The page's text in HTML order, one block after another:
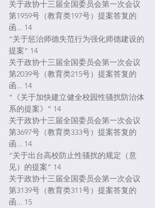
关于政协十三届全国委员会第一次会议
第1959号（教育类197号）提案答复的
函... 14
“关于惩治师德失范行为强化师德建设的
提案” 14
关于政协十三届全国委员会第一次会议
第2039号（教育类215号）提案答复的
函... 14
“《关于加快建立健全校园性骚扰防治体
系的提案》” 14
关于政协十三届全国委员会第一次会议
第3697号（教育类333号）提案答复的
函... 14
“关于出台高校防止性骚扰的规定（意
见）的提案” 14
关于政协十三届全国委员会第一次会议
第3139号（教育类311号）提案答复的
函... 15